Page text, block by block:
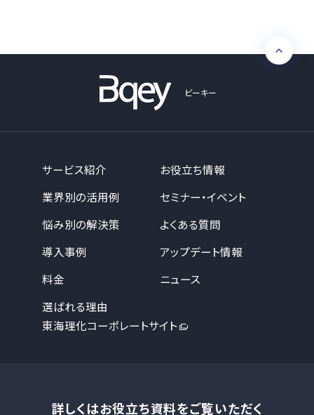
ビーキー
サービス紹介
お役立ち情報
業界別の活用例
セミナー・イベント
悩み別の解決策
よくある質問
導入事例
アップデート情報
料金
ニュース
選ばれる理由
東海理化コーポレートサイト
詳しくはお役立ち資料をご覧いただく